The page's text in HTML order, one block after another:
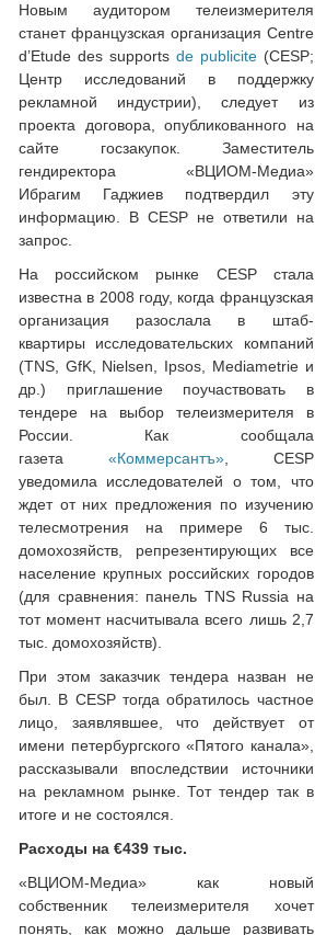
Новым аудитором телеизмерителя
станет французская организация Centre
d’Etude des supports de publicite(CESP;
Центр исследований в поддержку
рекламной индустрии), следует из
проекта договора, опубликованного на
сайте госзакупок. Заместитель
гендиректора «ВЦИОМ-Медиа»
Ибрагим Гаджиев подтвердил эту
информацию. В CESP не ответили на
запрос.
На российском рынке CESP стала
известна в 2008 году, когда французская
организация разослала в штаб-
квартиры исследовательских компаний
(TNS, GfK, Nielsen, Ipsos, Mediametrie и
др.) приглашение поучаствовать в
тендере на выбор телеизмерителя в
России. Как сообщала
газета «Коммерсантъ», CESP
уведомила исследователей о том, что
ждет от них предложения по изучению
телесмотрения на примере 6 тыс.
домохозяйств, репрезентирующих все
население крупных российских городов
(для сравнения: панель TNS Russia на
тот момент насчитывала всего лишь 2,7
тыс. домохозяйств).
При этом заказчик тендера назван не
был. В CESP тогда обратилось частное
лицо, заявлявшее, что действует от
имени петербургского «Пятого канала»,
рассказывали впоследствии источники
на рекламном рынке. Тот тендер так в
итоге и не состоялся.
Расходы на €439 тыс.
«ВЦИОМ-Медиа» как новый
собственник телеизмерителя хочет
понять, как можно дальше развивать